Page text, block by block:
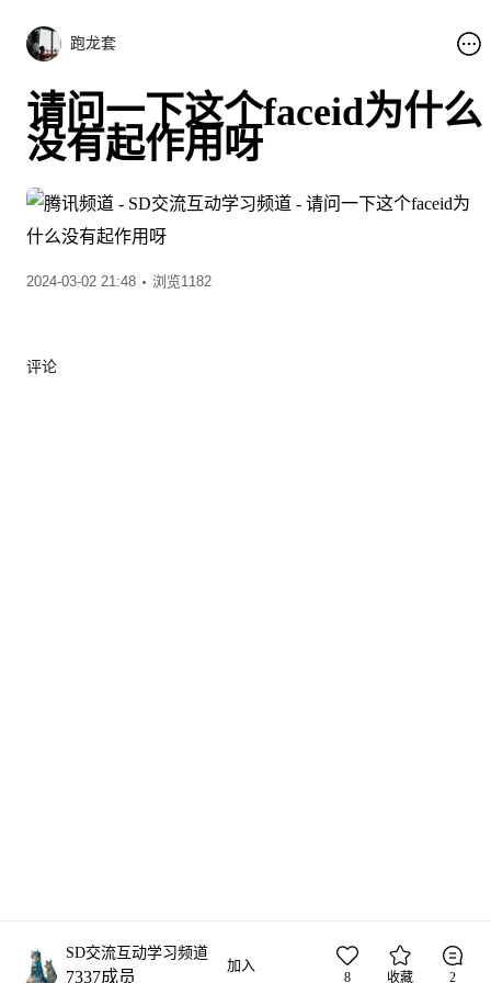
跑龙套
请问一下这个faceid为什么
没有起作用呀
2024-03-02 21:48 浏览1182
评论
SD交流互动学习频道
7337成员
加入
8 收藏 2